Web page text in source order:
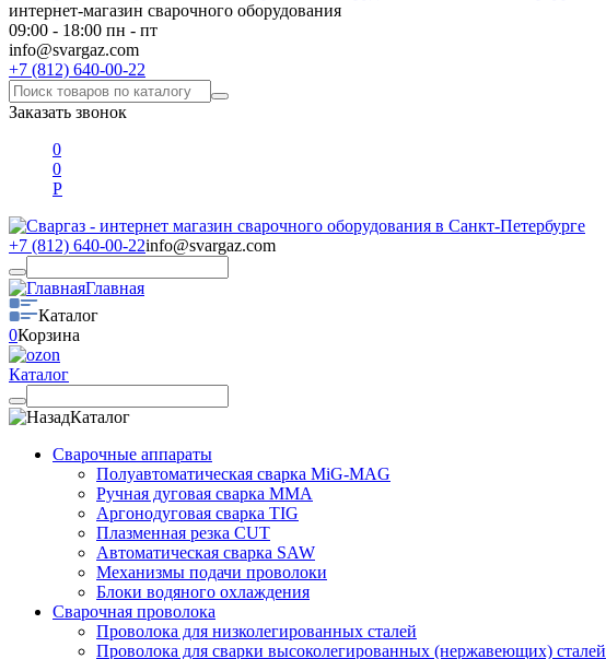
интернет-магазин сварочного оборудования
09:00 - 18:00 пн - пт
info@svargaz.com
+7 (812) 640-00-22
Заказать звонок
0
0
Р
+7 (812) 640-00-22info@svargaz.com
Главная
Каталог
0Корзина
Каталог
Каталог
Сварочные аппараты
Полуавтоматическая сварка MiG-MAG
Ручная дуговая сварка MMA
Аргонодуговая сварка TIG
Плазменная резка CUT
Автоматическая сварка SAW
Механизмы подачи проволоки
Блоки водяного охлаждения
Сварочная проволока
Проволока для низколегированных сталей
Проволока для сварки высоколегированных (нержавеющих) сталей